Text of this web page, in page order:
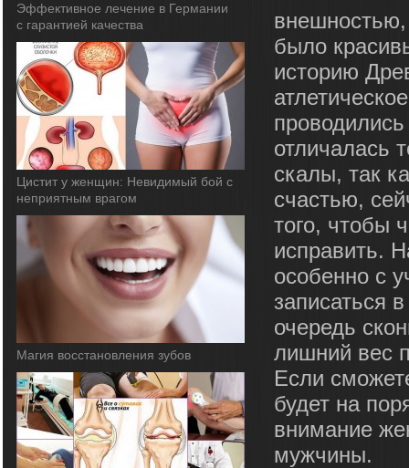
Эффективное лечение в Германии
с гарантией качества
Цистит у женщин: Невидимый бой с
неприятным врагом
Магия восстановления зубов
внешностью,
было
историю
отличалась
скалы, так
счастью,
того, чтобы
исправить.
особенно с
записаться
очередь
лишний вес
Если
будет на
внимание
мужчины.